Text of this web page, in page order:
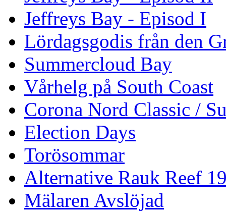
Jeffreys Bay - Episod I
Lördagsgodis från den
Summercloud Bay
Vårhelg på South Coast
Corona Nord Classic /
Election Days
Torösommar
Alternative Rauk Reef
Mälaren Avslöjad